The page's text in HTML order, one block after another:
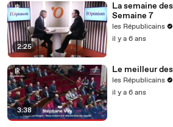
2:25
La semaine
Semaine 7
les Républicains
il y a 6 ans
3:38
Le meilleur
les Républicains
il y a 6 ans